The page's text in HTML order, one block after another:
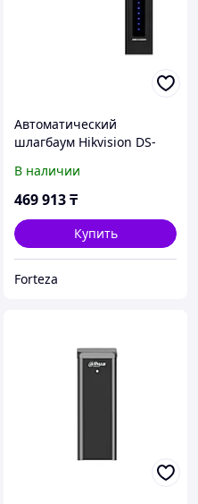
Автоматический
шлагбаум Hikvision DS-
с подсветкой и
индикаторами)
В наличии
469 913₸
Купить
Forteza